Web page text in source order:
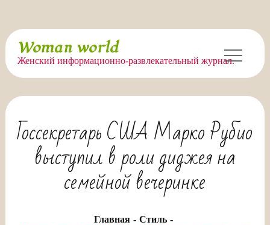
Перейти
содержимому
Woman world
Женский информационно-развлекательный журнал.
Госсекретарь США Марко Рубио
выступил в роли диджея на
семейной вечеринке
Главная
Стиль